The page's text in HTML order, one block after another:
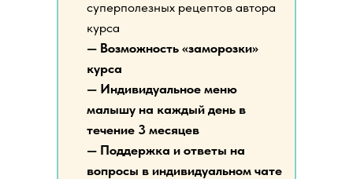
суперполезных рецептов автора
курса
— Возможность «заморозки»
курса
— Индивидуальное меню
малышу на каждый день в
течение 3 месяцев
— Поддержка и ответы на
вопросы в индивидуальном чате